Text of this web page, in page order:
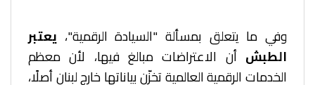
وفي ما يتعلق بمسألة "السيادة الرقمية"، يعتبر
الطبش أن الاعتراضات مبالغ فيها، لأن معظم
الخدمات الرقمية العالمية تخزّن بياناتها خارج لبنان أصلًا،